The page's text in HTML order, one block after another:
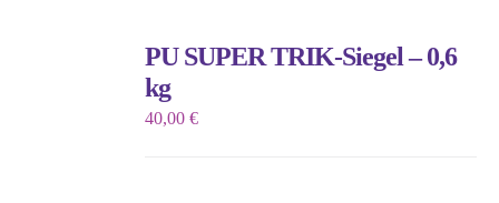
PU SUPER TRIK-Siegel – 0,6
kg
40,00€